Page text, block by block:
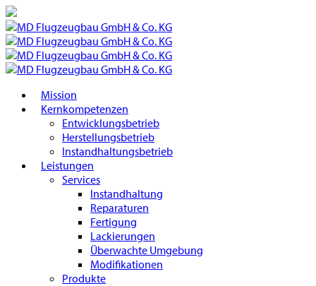
Mission
Kernkompetenzen
Entwicklungsbetrieb
Herstellungsbetrieb
Instandhaltungsbetrieb
Leistungen
Services
Instandhaltung
Reparaturen
Fertigung
Lackierungen
Überwachte Umgebung
Modifikationen
Produkte